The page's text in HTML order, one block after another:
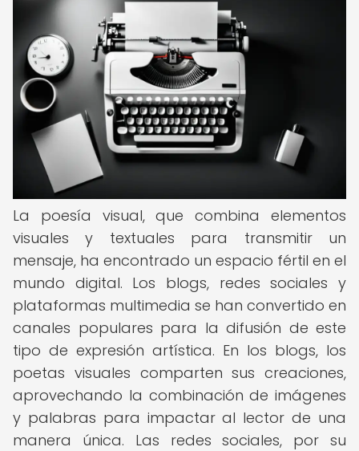
La poesía visual, que combina elementos
visuales y textuales para transmitir un
mensaje, ha encontrado un espacio fértil en el
mundo digital. Los blogs, redes sociales y
plataformas multimedia se han convertido en
canales populares para la difusión de este
tipo de expresión artística. En los blogs, los
poetas visuales comparten sus creaciones,
aprovechando la combinación de imágenes
y palabras para impactar al lector de una
manera única. Las redes sociales, por su